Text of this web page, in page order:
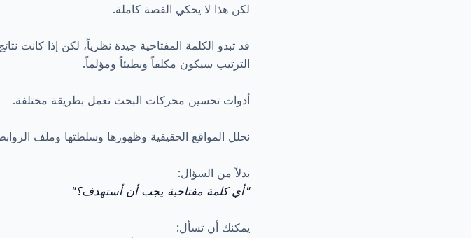
لكن هذا لا يحكي القصة كاملة.
قد تبدو الكلمة المفتاحية جيدة نظرياً، لكن إذا كانت
الترتيب سيكون مكلفاً وبطيئاً ومؤلماً.
أدوات تحسين محركات البحث تعمل بطريقة مختلفة.
نحلل المواقع الحقيقية وظهورها وسلطتها وملف الروابط
بدلاً من السؤال:
"أي كلمة مفتاحية يجب أن أستهدف؟"
يمكنك أن تسأل: